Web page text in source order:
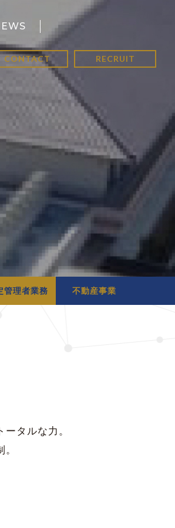
CONTACT RECRUIT
管理者業務 不動産事業
タルな力。